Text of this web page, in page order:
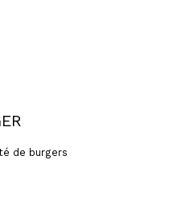
de burgers